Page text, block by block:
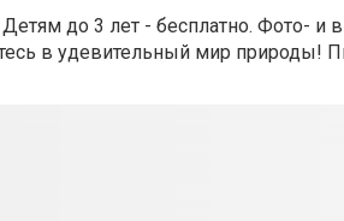
Детям до 3 лет - бесплатно. Фото-
в удевительный мир